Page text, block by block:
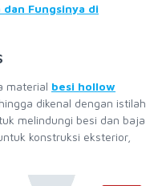
Fungsinya di
material besi hollow
dikenal dengan istilah
melindungi besi dan baja
konstruksi eksterior,